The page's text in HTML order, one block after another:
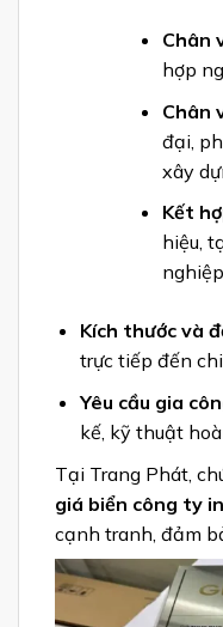
Chân
hợp
Chân
đại,
xây
Kết
hiệu,
Kích thước và
trực tiếp đến
Yêu cầu gia
kế, kỹ thuật
Tại Trang Phát,
giá biển công ty
cạnh tranh, đảm